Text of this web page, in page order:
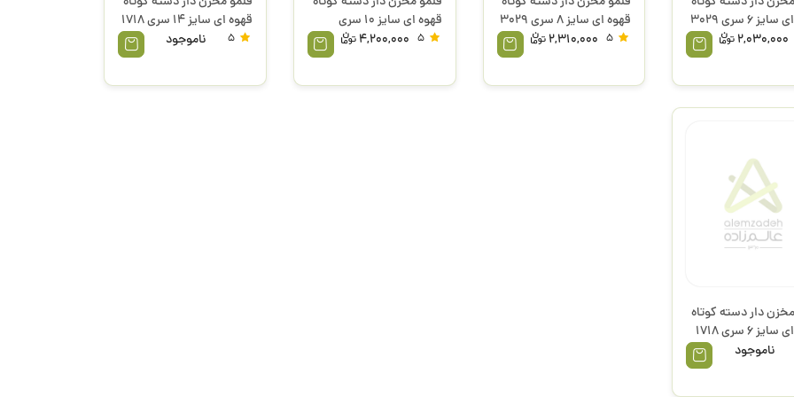
قهوه ای سایز 6 سری 3029
2,030,000
قهوه ای سایز 8 سری 3029
رهاورد 2,310,000
قهوه ای سایز 10 سری
3029 رهاورد
5
4,200,000
قهوه ای سایز 14 سری 1718
پارس آرت
5 ناموجود
دار دسته کوتاه
قهوه ای سایز 6 سری 1718
ناموجود